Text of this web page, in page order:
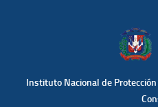
Instituto Nacional de